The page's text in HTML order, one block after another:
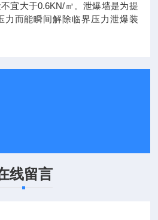
宜大于0.6KN/㎡。泄爆墙是为提
力而能瞬间解除临界压力泄爆装
线留言